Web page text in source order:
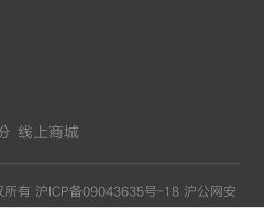
线上商城
有 沪ICP备09043635号-18 沪公网安